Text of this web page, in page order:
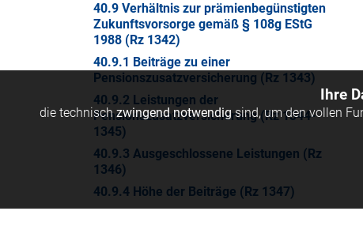
40.9 Verhältnis zur prämienbegünstigten
Zukunftsvorsorge gemäß § 108g EStG
1988 (Rz 1342)
40.9.1 Beiträge zu einer
Pensionszusatzversicherung (Rz 1343)
40.9.2 Leistungen der
Pensionszusatzversicherung (Rz 1344-
1345)
40.9.3 Ausgeschlossene Leistungen (Rz
1346)
40.9.4 Höhe der Beiträge (Rz 1347)
40.10 Prämienbegünstigter
Ihre
die technischzwingend notwendigsind, um den vollen